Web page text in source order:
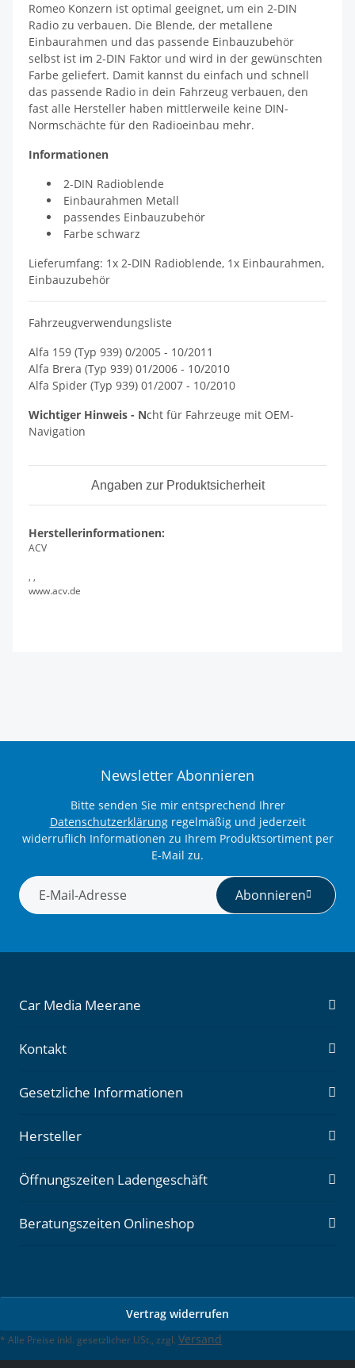
Romeo Konzern ist optimal geeignet, um ein 2-DIN
Radio zu verbauen. Die Blende, der metallene
Einbaurahmen und das passende Einbauzubehör
selbst ist im 2-DIN Faktor und wird in der gewünschten
Farbe geliefert. Damit kannst du einfach und schnell
das passende Radio in dein Fahrzeug verbauen, den
fast alle Hersteller haben mittlerweile keine DIN-
Normschächte für den Radioeinbau mehr.
Informationen
2-DIN Radioblende
Einbaurahmen Metall
passendes Einbauzubehör
Farbe schwarz
Lieferumfang: 1x 2-DIN Radioblende, 1x Einbaurahmen,
Einbauzubehör
Fahrzeugverwendungsliste
Alfa 159 (Typ 939) 0/2005 - 10/2011
Alfa Brera (Typ 939) 01/2006 - 10/2010
Alfa Spider (Typ 939) 01/2007 - 10/2010
Wichtiger Hinweis - Ncht für Fahrzeuge mit OEM-
Navigation
Angaben zur Produktsicherheit
Herstellerinformationen:
ACV
, ,
www.acv.de
Newsletter Abonnieren
Bitte senden Sie mir entsprechend Ihrer
Datenschutzerklärungregelmäßig und jederzeit
widerruflich Informationen zu Ihrem Produktsortiment per
E-Mail zu.
Abonnieren
Car Media Meerane
Kontakt
Gesetzliche Informationen
Hersteller
Öffnungszeiten Ladengeschäft
Beratungszeiten Onlineshop
Vertrag widerrufen
* Alle Preise inkl. gesetzlicher USt., zzgl. Versand